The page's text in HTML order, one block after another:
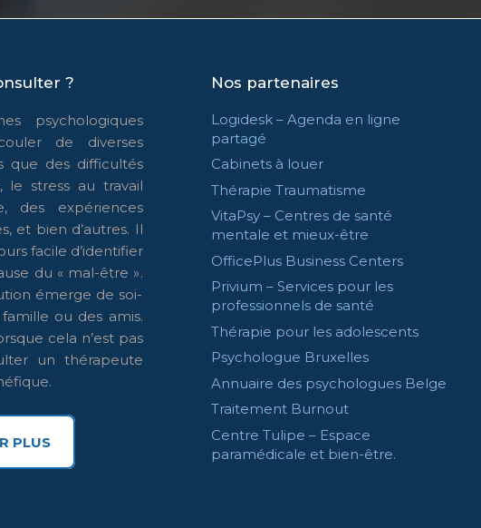
?
psychologiques
de diverses
que des difficultés
le stress au travail
des expériences
et bien d’autres. Il
facile d’identifier
du « mal-être ».
émerge de soi-
ou des amis.
cela n’est pas
un thérapeute
PLUS
Nos partenaires
Logidesk – Agenda en ligne
partagé
Cabinets à louer
Thérapie Traumatisme
VitaPsy – Centres de santé
mentale et mieux-être
OfficePlus Business Centers
Privium – Services pour les
professionnels de santé
Thérapie pour les adolescents
Psychologue Bruxelles
Annuaire des psychologues Belge
Traitement Burnout
Centre Tulipe – Espace
paramédicale et bien-être.